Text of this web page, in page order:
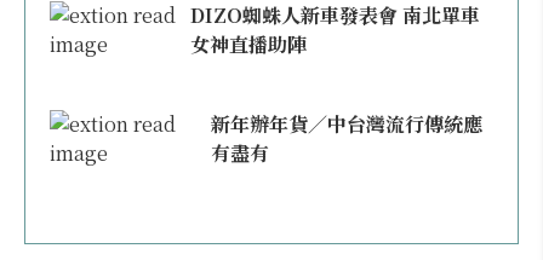
DIZO蜘蛛人新車發表會 南北單車
女神直播助陣
新年辦年貨／中台灣流行傳統應
有盡有